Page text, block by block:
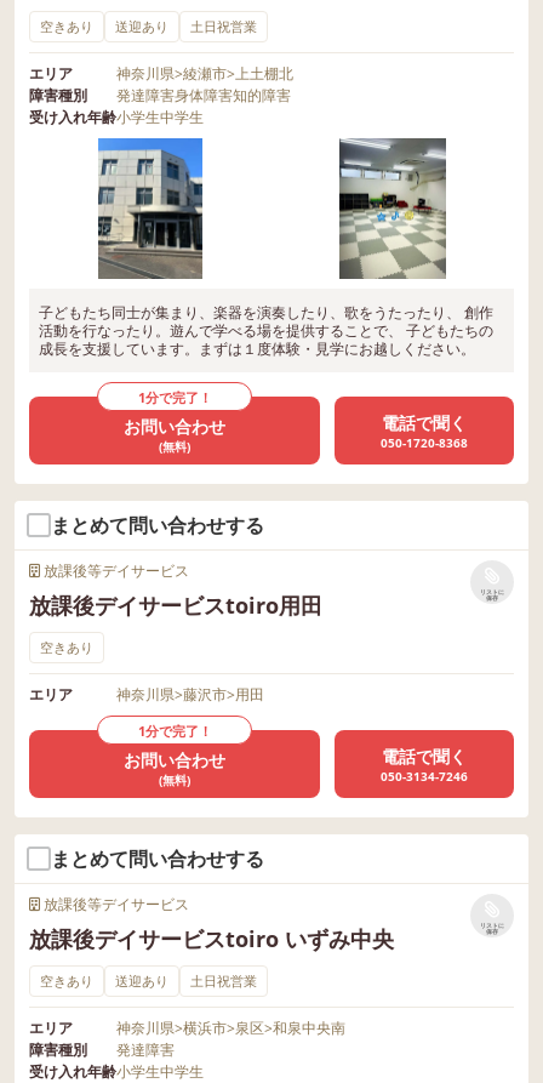
空きあり 送迎あり 土日祝営業
エリア 神奈川県>綾瀬市>上土棚北
障害種別
発達障害身体障害知的障害
受け入れ年齢小学生中学生
子どもたち同士が集まり、楽器を演奏したり、歌をうたったり、 創作
活動を行なったり。遊んで学べる場を提供することで、 子どもたちの
成長を支援しています。まずは１度体験・見学にお越しください。
1分で完了！
お問い合わせ
(無料)
電話で聞く
050-1720-8368
まとめて問い合わせする
放課後等デイサービス
放課後デイサービスtoiro用田
リストに
保存
空きあり
エリア 神奈川県>藤沢市>用田
1分で完了！
お問い合わせ
(無料)
電話で聞く
050-3134-7246
まとめて問い合わせする
放課後等デイサービス
放課後デイサービスtoiro いずみ中央
リストに
保存
空きあり 送迎あり 土日祝営業
エリア 神奈川県>横浜市>泉区>和泉中央南
障害種別
発達障害
受け入れ年齢小学生中学生